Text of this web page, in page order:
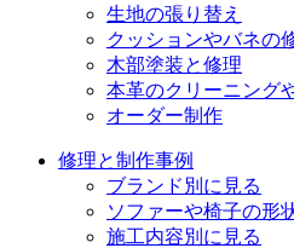
生地の張り替え
クッションやバネの
木部塗装と修理
本革のクリーニング
オーダー制作
修理と制作事例
ブランド別に見る
ソファーや椅子の形
施工内容別に見る